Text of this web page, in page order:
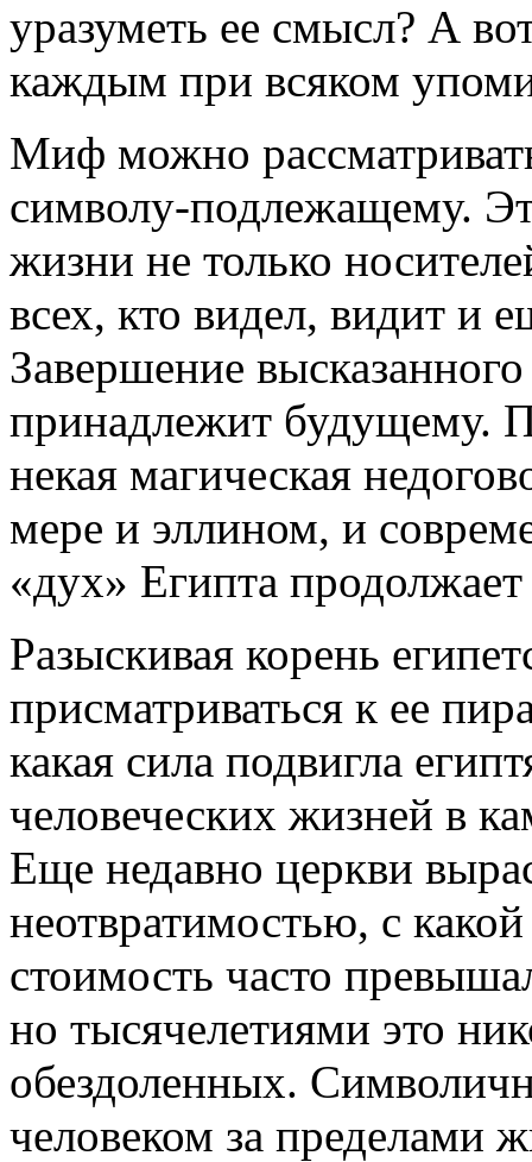
уразуметь ее смысл? А
каждым при всяком
Миф можно
символу-подлежащему.
жизни не только
всех, кто видел, видит и
Завершение
принадлежит будущему.
некая магическая
мере и эллином, и
«дух» Египта
Разыскивая корень
присматриваться к ее
какая сила подвигла
человеческих жизней в
Еще недавно церкви
неотвратимостью, с
стоимость часто
но тысячелетиями это
обездоленных.
человеком за пределами